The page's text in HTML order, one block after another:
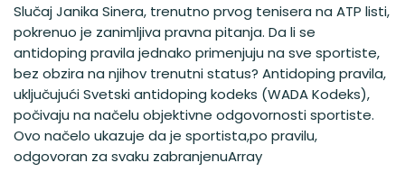
Slučaj Janika Sinera, trenutno prvog tenisera na ATP listi,
pokrenuo je zanimljiva pravna pitanja. Da li se
antidoping pravila jednako primenjuju na sve sportiste,
bez obzira na njihov trenutni status? Antidoping pravila,
uključujući Svetski antidoping kodeks (WADA Kodeks),
počivaju na načelu objektivne odgovornosti sportiste.
Ovo načelo ukazuje da je sportista,po pravilu,
odgovoran za svaku zabranjenuArray